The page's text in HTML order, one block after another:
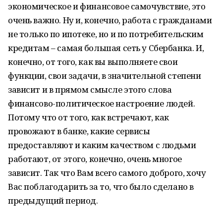
экономическое и финансовое самочувствие, это
очень важно. Ну и, конечно, работа с гражданами
не только по ипотеке, но и по потребительским
кредитам – самая большая сеть у Сбербанка. И,
конечно, от того, как вы выполняете свои
функции, свои задачи, в значительной степени
зависит и в прямом смысле этого слова
финансово-политическое настроение людей.
Потому что от того, как встречают, как
провожают в банке, какие сервисы
предоставляют и каким качеством с людьми
работают, от этого, конечно, очень многое
зависит. Так что Вам всего самого доброго, хочу
Вас поблагодарить за то, что было сделано в
предыдущий период.